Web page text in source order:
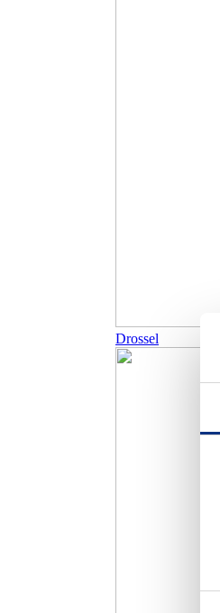
Drossel